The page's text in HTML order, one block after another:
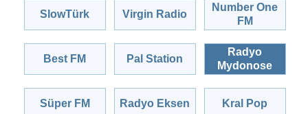
SlowTürk Virgin Radio
Number One
FM
Best FM Pal Station
Radyo
Mydonose
Süper FM Radyo Eksen Kral Pop